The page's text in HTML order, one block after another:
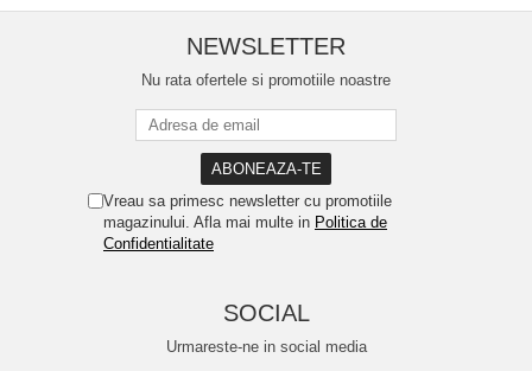
NEWSLETTER
Nu rata ofertele si promotiile noastre
Vreau sa primesc newsletter cu promotiile
magazinului. Afla mai multe in Politica de
Confidentialitate
SOCIAL
Urmareste-ne in social media